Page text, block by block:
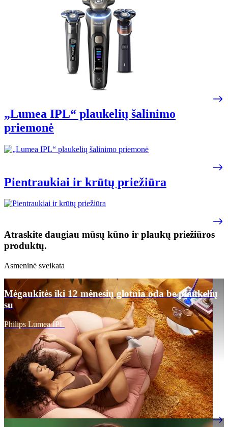
„Lumea IPL“ plaukelių šalinimo
priemonė
Pientraukiai ir krūtų priežiūra
Atraskite daugiau mūsų kūno ir plaukų priežiūros
produktų.
Asmeninė sveikata
Mėgaukitės iki 12 mėnesių glotnia oda be plaukelių
su
Philips Lumea IPL